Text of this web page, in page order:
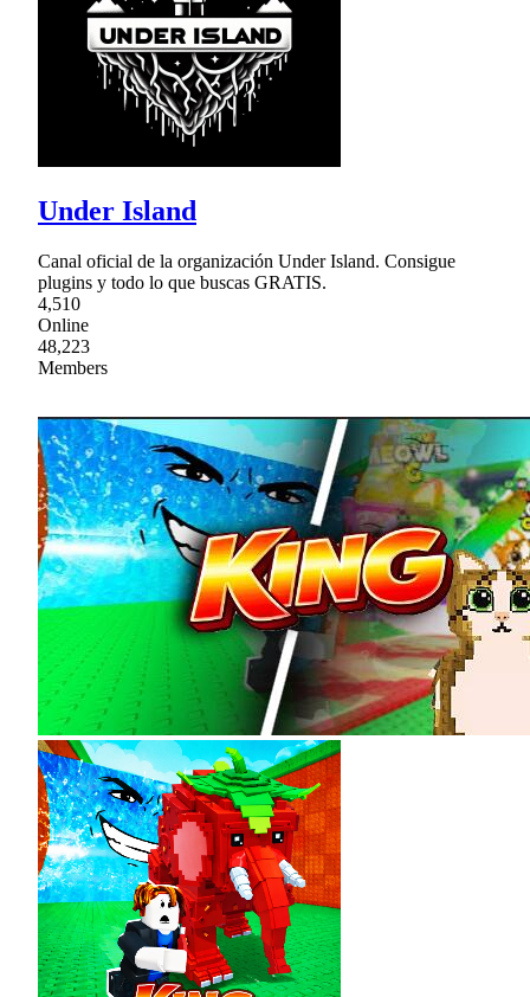
Under Island
Canal oficial de la organización Under Island. Consigue
plugins y todo lo que buscas GRATIS.
4,510
Online
48,223
Members